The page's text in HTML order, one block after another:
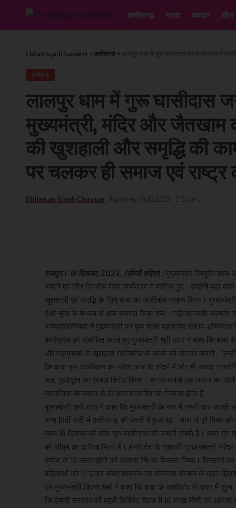
छत्तीसगढ़ भारत व्यापार खेल
Chhattisgarh Sandesh > छत्तीसगढ़ >
छत्तीसगढ़
लालपुर धाम में गुरू घासीदास
मुख्यमंत्री, मंदिर और जैतखाम
की खुशहाली और समृद्धि की
पर चलकर ही समाज एवं
Khilawan Singh Chouhan
रायपुर। 18 दिसंबर, 2023, (सीजी संदेश) :मुख्यमंत्री विष्णुदेव
जयंती एवं तीन दिवसीय मेला कार्यक्रम में शामिल हुए। उन्होंने यहां
खुशहाली एवं समृद्धि के लिए बाबा का आशीर्वाद ग्रहण किया।
पंथी नृत्य के माध्यम से भव्य स्वागत किया गया। वहीं सतनामी कल्याण
जनप्रतिनिधियों ने मुख्यमंत्री को पुष्प माला पहनाकर उनका अभिनंदन
कार्यक्रम को संबोधित करते हुए मुख्यमंत्री श्री साय ने कहा कि
और महापुरूषों के खुशहाल छत्तीसगढ़ के सपने को साकार करेगी।
कि बाबा गुरू घासीदास का संदेश आज के संदर्भ में और भी ज्यादा
भाव, छूआछूत का प्रबल विरोध किया। मनखे-मनखे एक समान का
सामाजिक समरसता से ही समाज एवं देश का विकास होता है।
मुख्यमंत्री श्री साय ने कहा कि मुख्यमंत्री के रूप में पहली बार जयंती
जन्म 18वीं सदी में छत्तीसगढ़ की धरती में हुआ था। बाबा ने पूरे विश्व
साल 18 दिसंबर को बाबा गुरु घासीदास की जयंती मनाते है। बाबा
को सीएम का दायित्व मिला है। हमारे देश के यशस्वी प्रधानमंत्री
प्रदेश के 18 लाख लोगों को आवास देने का फैसला किया। किसानों का
महिलाओं को 12 हजार रूपए सालाना एवं उज्ज्वला योजना के तहत
उप मुख्यमंत्री विजय शर्मा ने कहा कि बाबा के आशीर्वाद से राज्य में
कि हमारी सरकार की पहले केबिनेट बैठक में 18 लाख लोगों का आवास